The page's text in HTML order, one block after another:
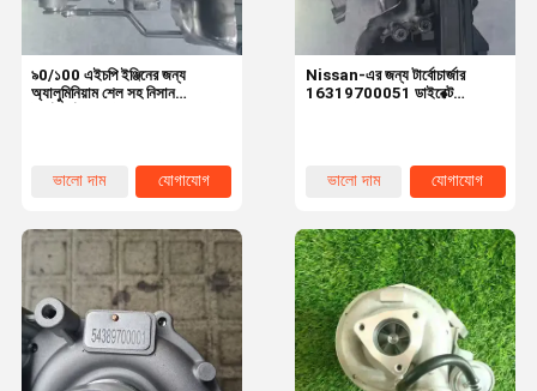
৯0/১00 এইচপি ইঞ্জিনের জন্য
অ্যালুমিনিয়াম শেল সহ নিসান
ভালো দাম যোগাযোগ
Nissan-এর জন্য টার্বোচার্জার
16319700051 ডাইরেক্ট
ভালো দাম যোগাযোগ